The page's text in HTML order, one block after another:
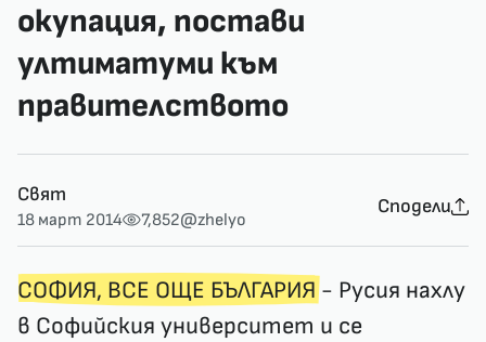
окупация, постави
ултиматуми към
правителството
Свят
18 март 2014 7,852@zhelyo
Сподели
СОФИЯ, ВСЕ ОЩЕ БЪЛГАРИЯ- Русия нахлу
в Софийския университет и се